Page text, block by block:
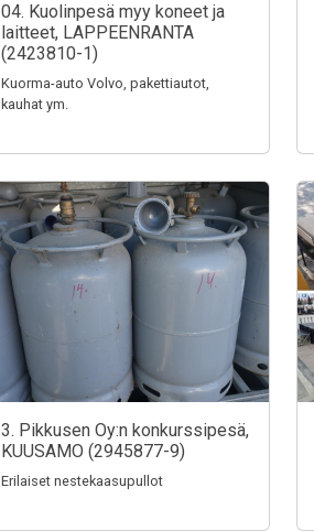
04. Kuolinpesä myy koneet ja
laitteet, LAPPEENRANTA
(2423810-1)
Kuorma-auto Volvo, pakettiautot,
kauhat ym.
3. Pikkusen Oy:n konkurssipesä,
KUUSAMO (2945877-9)
Erilaiset nestekaasupullot